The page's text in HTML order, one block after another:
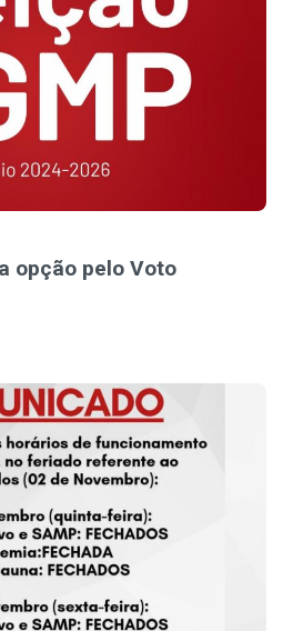
opção pelo Voto